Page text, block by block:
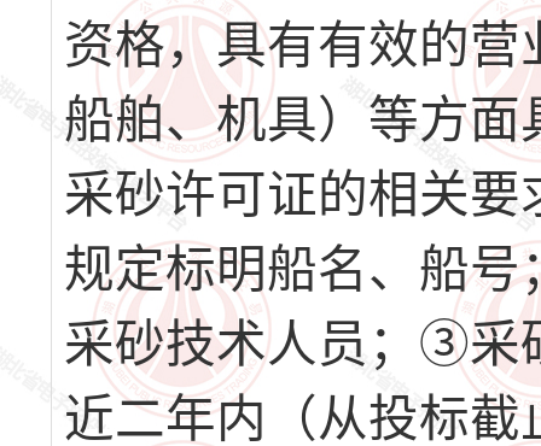
资格，具有有效的
船舶、机具）等方
采砂许可证的相关
规定标明船名、船
采砂技术人员；③采
近二年内（从投标